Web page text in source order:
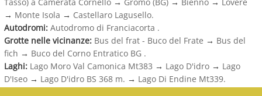
→ Monte Isola → Castellaro Lagusello.
Autodromi: Autodromo di Franciacorta .
Grotte nelle vicinanze: Bus del frat - Buco del Frate → Bus del
fich → Buco del Corno Entratico BG .
Laghi: Lago Moro Val Camonica Mt383 → Lago D'idro → Lago
D'Iseo → Lago D'idro BS 368 m. → Lago Di Endine Mt339.